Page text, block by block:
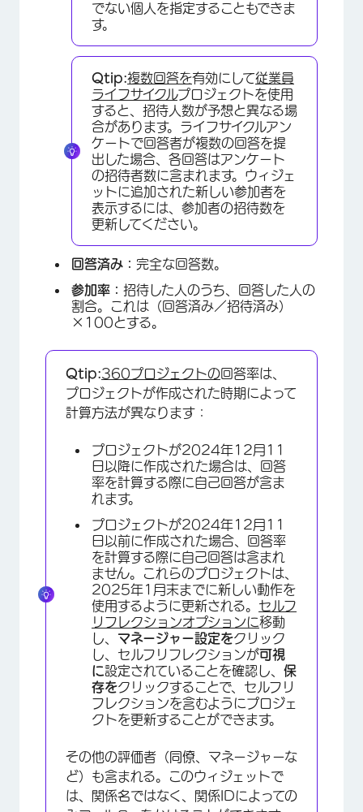
でない個人を指定することもできま
す。
Qtip:複数回答を有効にして従業員
ライフサイクルプロジェクトを使用
すると、招待人数が予想と異なる場
合があります。ライフサイクルアン
ケートで回答者が複数の回答を提
出した場合、各回答はアンケート
の招待者数に含まれます。ウィジェ
ットに追加された新しい参加者を
表示するには、参加者の招待数を
更新してください。
回答済み： 完全な回答数。
参加率： 招待した人のうち、回答した人の
割合。これは（回答済み／招待済み）
×100とする。
Qtip:360プロジェクトの回答率は、
プロジェクトが作成された時期によって
計算方法が異なります：
プロジェクトが2024年12月11
日以降に作成された場合は、回答
率を計算する際に自己回答が含ま
れます。
プロジェクトが2024年12月11
日以前に作成された場合、回答率
を計算する際に自己回答は含まれ
ません。これらのプロジェクトは、
2025年1月末までに新しい動作を
使用するように更新される。 セルフ
リフレクションオプションに移動
し、 マネージャー設定をクリック
し、セルフリフレクションが可視
に設定されていることを確認し、 保
存をクリックすることで、セルフリ
フレクションを含むようにプロジェ
クトを更新することができます。
その他の評価者（同僚、マネージャーな
ど）も含まれる。このウィジェットで
は、関係名ではなく、関係IDによっての